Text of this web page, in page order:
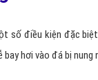
số điều kiện đặc
hơi vào đá bị nung